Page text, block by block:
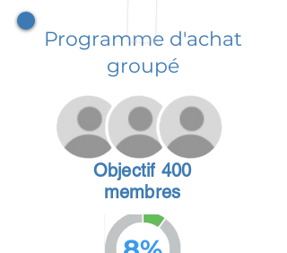
Programme d'achat
groupé
Objectif 400
membres